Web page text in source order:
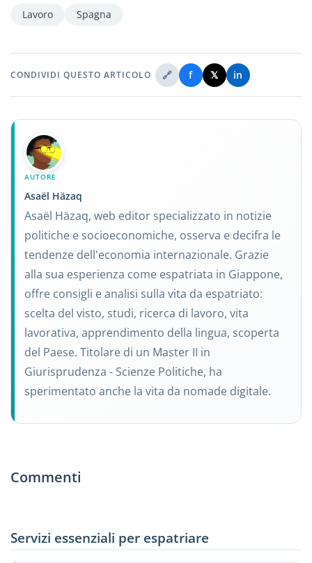
Lavoro Spagna
CONDIVIDI QUESTO ARTICOLO 🔗 f 𝕏 in
AUTORE
Asaël Häzaq
Asaël Häzaq, web editor specializzato in notizie
politiche e socioeconomiche, osserva e decifra le
tendenze dell'economia internazionale. Grazie
alla sua esperienza come espatriata in Giappone,
offre consigli e analisi sulla vita da espatriato:
scelta del visto, studi, ricerca di lavoro, vita
lavorativa, apprendimento della lingua, scoperta
del Paese. Titolare di un Master II in
Giurisprudenza - Scienze Politiche, ha
sperimentato anche la vita da nomade digitale.
Commenti
Servizi essenziali per espatriare